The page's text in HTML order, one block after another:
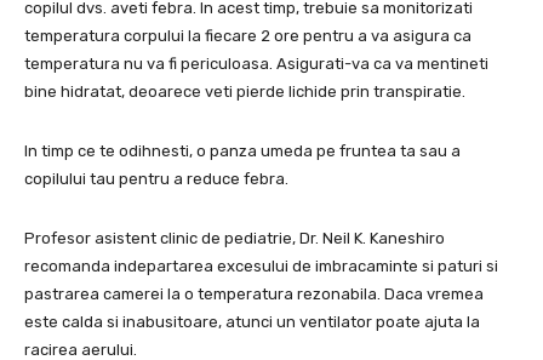
copilul dvs. aveti febra. In acest timp, trebuie sa monitorizati
temperatura corpului la fiecare 2 ore pentru a va asigura ca
temperatura nu va fi periculoasa. Asigurati-va ca va mentineti
bine hidratat, deoarece veti pierde lichide prin transpiratie.
In timp ce te odihnesti, o panza umeda pe fruntea ta sau a
copilului tau pentru a reduce febra.
Profesor asistent clinic de pediatrie, Dr. Neil K. Kaneshiro
recomanda indepartarea excesului de imbracaminte si paturi si
pastrarea camerei la o temperatura rezonabila. Daca vremea
este calda si inabusitoare, atunci un ventilator poate ajuta la
racirea aerului.